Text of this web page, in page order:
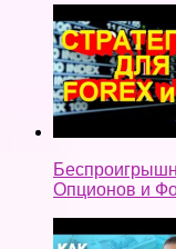
Опционов и